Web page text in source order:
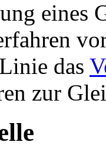
eines
das
zur